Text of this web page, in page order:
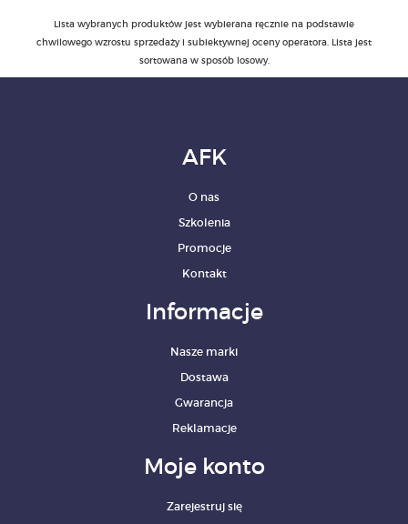
Lista wybranych produktów jest wybierana ręcznie na podstawie
chwilowego wzrostu sprzedaży i subiektywnej oceny operatora. Lista jest
sortowana w sposób losowy.
AFK
O nas
Szkolenia
Promocje
Kontakt
Informacje
Nasze marki
Dostawa
Gwarancja
Reklamacje
Moje konto
Zarejestruj się